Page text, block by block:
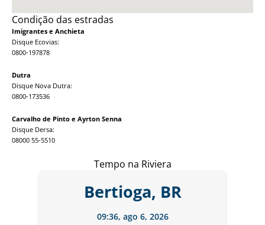
Condição das estradas
Imigrantes e Anchieta
Disque Ecovias:
0800-197878
Dutra
Disque Nova Dutra:
0800-173536
Carvalho de Pinto e Ayrton Senna
Disque Dersa:
08000 55-5510
Tempo na Riviera
Bertioga, BR
09:36, ago 6, 2026